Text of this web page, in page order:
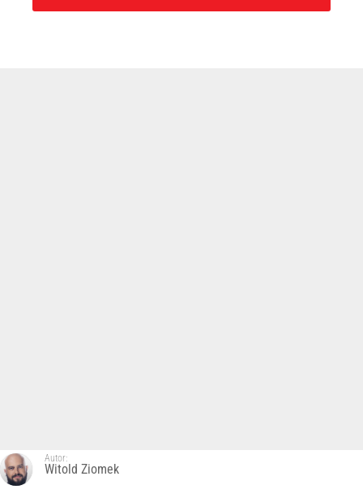
Autor:
Witold Ziomek